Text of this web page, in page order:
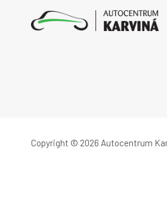
Copyright © 2026 Autocentrum